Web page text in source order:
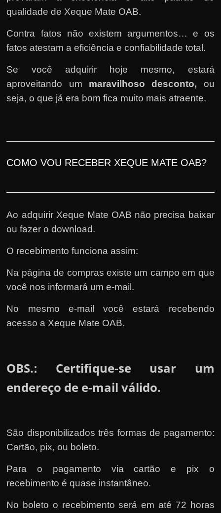
qualidade de Xeque Mate OAB.
Contra fatos não existem argumentos… e os
fatos atestam a eficiência e confiabilidade total.
Se você adquirir hoje mesmo, estará
aproveitando um maravilhoso desconto, ou
seja, o que já era bom fica muito mais atraente.
COMO VOU RECEBER XEQUE MATE OAB?
Ao adquirir Xeque Mate OAB não precisa baixar
ou fazer o download.
O recebimento funciona assim:
Na página de compras existe um campo em que
você nos informará um e-mail.
No mesmo e-mail você estará recebendo
acesso a Xeque Mate OAB.
OBS.:
Certifique-se usar um
endereço de e-mail válido.
São disponibilizados três formas de pagamento:
Cartão, pix, ou boleto.
Para o pagamento via cartão e pix o
recebimento é quase instantâneo.
No boleto o recebimento será em até 72 horas